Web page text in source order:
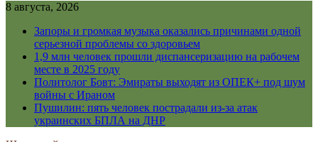
8 августа, 2026
Запоры и громкая музыка оказались причинами одной
серьезной проблемы со здоровьем
1,9 млн человек прошли диспансеризацию на рабочем
месте в 2025 году
Политолог Бовт: Эмираты выходят из ОПЕК+ под шум
войны с Ираном
Пушилин: пять человек пострадали из-за атак
украинских БПЛА на ДНР